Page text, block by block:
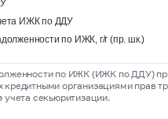
ИЖК по ДДУ
по ИЖК, г/г (пр. шк.)
по ИЖК (ИЖК по ДДУ)
кредитными организациями прав
учета секьюритизации.